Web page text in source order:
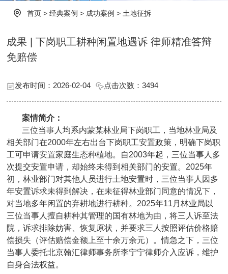
首页 >经典案例 > 成功案例 > 土地征拆
成果 | 下岗职工耕种闲置地遇诉 律师精准答辩
免赔偿
发布时间：2026-02-04 点击次数：3494
案情简介：
三位当事人均系内蒙某林业局下岗职工，当地林业局及
相关部门在2000年左右出台下岗职工安置政策，明确下岗职
工可申请安置家庭生态种植地。自2003年起，三位当事人多
次提交安置申请，却始终未得到相关部门的安置。2025年
初，林业部门对其他人员进行土地安置时，三位当事人因多
年安置诉求未得到解决，在未征得林业部门同意的情况下，
对当地多年闲置的弃耕地进行耕种。2025年11月林业局以
三位当事人擅自耕种其管理的国有林地为由，将三人诉至法
院，诉求排除妨害、恢复原状，并要求三人按照评估价格赔
偿损失（评估赔偿金额上至十余万余元）。情急之下，三位
当事人委托北京翰汇律师事务所李宁宁律师介入应诉，维护
自身合法权益。